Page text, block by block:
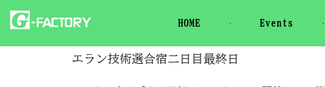
HOME Events
エラン技術選合宿二日目最終日